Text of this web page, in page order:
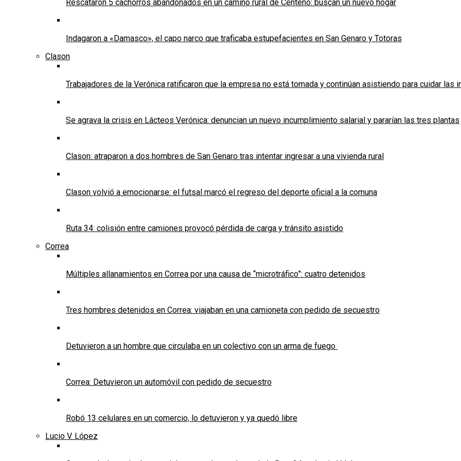
Rescataron 5 cachorros abandonados en un camino rural de Centeno: buscan un nuevo hogar
Indagaron a «Damasco», el capo narco que traficaba estupefacientes en San Genaro y Totoras
Clason
Trabajadores de la Verónica ratificaron que la empresa no está tomada y continúan asistiendo para cuidar las
Se agrava la crisis en Lácteos Verónica: denuncian un nuevo incumplimiento salarial y pararían las tres plantas
Clason: atraparon a dos hombres de San Genaro tras intentar ingresar a una vivienda rural
Clason volvió a emocionarse: el futsal marcó el regreso del deporte oficial a la comuna
Ruta 34: colisión entre camiones provocó pérdida de carga y tránsito asistido
Correa
Múltiples allanamientos en Correa por una causa de “microtráfico”: cuatro detenidos
Tres hombres detenidos en Correa: viajaban en una camioneta con pedido de secuestro
Detuvieron a un hombre que circulaba en un colectivo con un arma de fuego
Correa: Detuvieron un automóvil con pedido de secuestro
Robó 13 celulares en un comercio, lo detuvieron y ya quedó libre
Lucio V. López